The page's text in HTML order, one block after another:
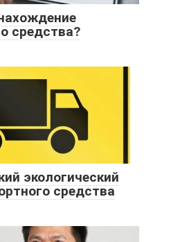
средства?
экологический
средства